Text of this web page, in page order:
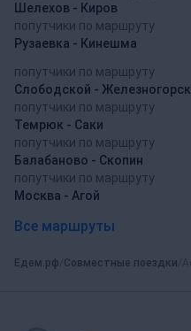
Шелехов - Киров
попутчики по маршруту
Рузаевка - Кинешма
попутчики по маршруту
Слободской - Железногорск
попутчики по маршруту
Темрюк - Саки
попутчики по маршруту
Балабаново - Скопин
попутчики по маршруту
Москва - Агой
Все маршруты
Едем.рф Совместные поездки